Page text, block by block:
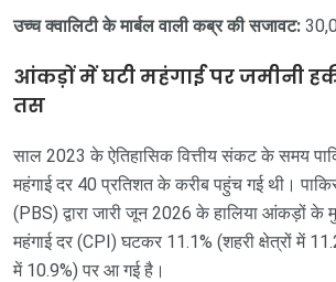
उच्च क्वालिटी के मार्बल वाली कब्र की सजावट:
आंकड़ों में घटी महंगाई पर जमीनी
तस
साल 2023 के ऐतिहासिक वित्तीय संकट के समय
महंगाई दर 40 प्रतिशत के करीब पहुंच गई थी।
(PBS) द्वारा जारी जून 2026 के हालिया आंकड़ों के
महंगाई दर (CPI) घटकर 11.1% (शहरी क्षेत्रों में
में 10.9%) पर आ गई है।